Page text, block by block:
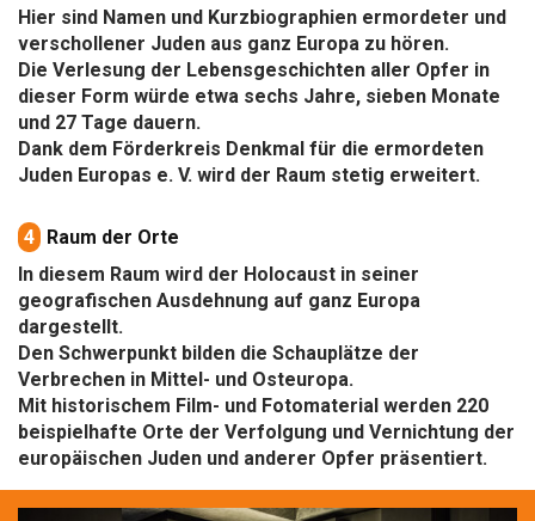
Hier sind Namen und Kurzbiographien ermordeter und
verschollener Juden aus ganz Europa zu hören.
Die Verlesung der Lebensgeschichten aller Opfer in
dieser Form würde etwa sechs Jahre, sieben Monate
und 27 Tage dauern.
Dank dem Förderkreis Denkmal für die ermordeten
Juden Europas e. V. wird der Raum stetig erweitert.
4 Raum der Orte
In diesem Raum wird der Holocaust in seiner
geografischen Ausdehnung auf ganz Europa
dargestellt.
Den Schwerpunkt bilden die Schauplätze der
Verbrechen in Mittel- und Osteuropa.
Mit historischem Film- und Fotomaterial werden 220
beispielhafte Orte der Verfolgung und Vernichtung der
europäischen Juden und anderer Opfer präsentiert.